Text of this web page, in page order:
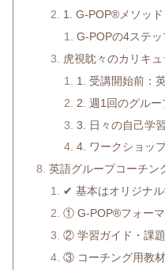
1. G-POP®メソッド
G-POPの4ステッ
虎視眈々のカリキュ
1. 受講開始前：
2. 週1回のグル
3. 日々の自己学習
4. ワークショップ
英語グループコーチン
✔ 基本はオリジナ
① G-POP®フォーマ
② 学習ガイド・課題
③ コーチング用教材